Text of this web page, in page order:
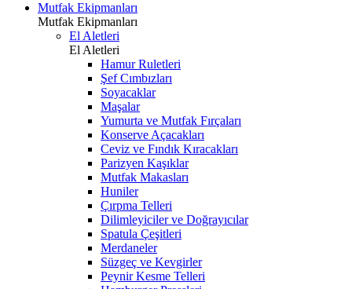
Mutfak Ekipmanları
Mutfak Ekipmanları
El Aletleri
El Aletleri
Hamur Ruletleri
Şef Cımbızları
Soyacaklar
Maşalar
Yumurta ve Mutfak Fırçaları
Konserve Açacakları
Ceviz ve Fındık Kıracakları
Parizyen Kaşıklar
Mutfak Makasları
Huniler
Çırpma Telleri
Dilimleyiciler ve Doğrayıcılar
Spatula Çeşitleri
Merdaneler
Süzgeç ve Kevgirler
Peynir Kesme Telleri